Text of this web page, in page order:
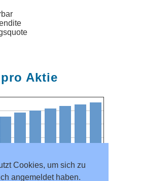
Cookies, um sich zu
angemeldet haben.
Aktie